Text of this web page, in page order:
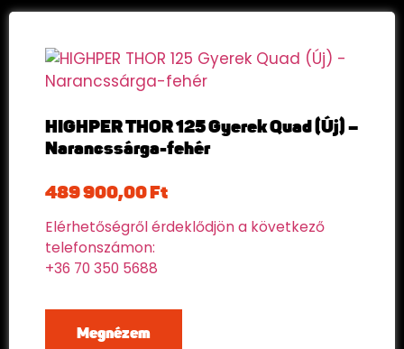
HIGHPER THOR 125 Gyerek Quad (Új) –
Narancssárga-fehér
489 900,00 Ft
Elérhetőségről érdeklődjön a következő
telefonszámon:
+36 70 350 5688
Megnézem